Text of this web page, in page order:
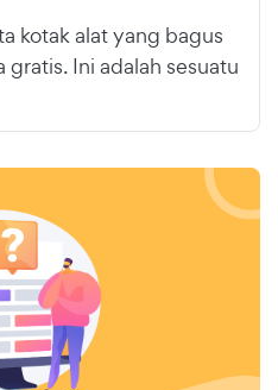
kotak alat yang bagus
Ini adalah sesuatu